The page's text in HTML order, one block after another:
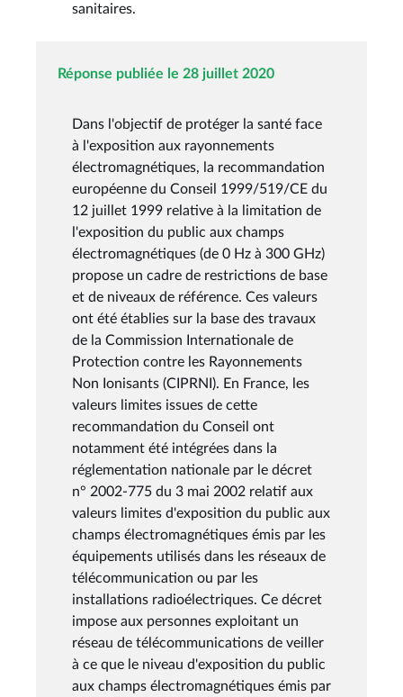
sanitaires.
Réponse publiée le 28 juillet 2020
Dans l'objectif de protéger la santé face
à l'exposition aux rayonnements
électromagnétiques, la recommandation
européenne du Conseil 1999/519/CE du
12 juillet 1999 relative à la limitation de
l'exposition du public aux champs
électromagnétiques (de 0 Hz à 300 GHz)
propose un cadre de restrictions de base
et de niveaux de référence. Ces valeurs
ont été établies sur la base des travaux
de la Commission Internationale de
Protection contre les Rayonnements
Non Ionisants (CIPRNI). En France, les
valeurs limites issues de cette
recommandation du Conseil ont
notamment été intégrées dans la
réglementation nationale par le décret
n° 2002-775 du 3 mai 2002 relatif aux
valeurs limites d'exposition du public aux
champs électromagnétiques émis par les
équipements utilisés dans les réseaux de
télécommunication ou par les
installations radioélectriques. Ce décret
impose aux personnes exploitant un
réseau de télécommunications de veiller
à ce que le niveau d'exposition du public
aux champs électromagnétiques émis par